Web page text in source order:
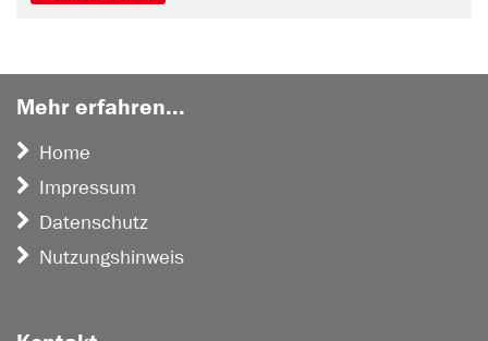
Mehr erfahren...
Home
Impressum
Datenschutz
Nutzungshinweis